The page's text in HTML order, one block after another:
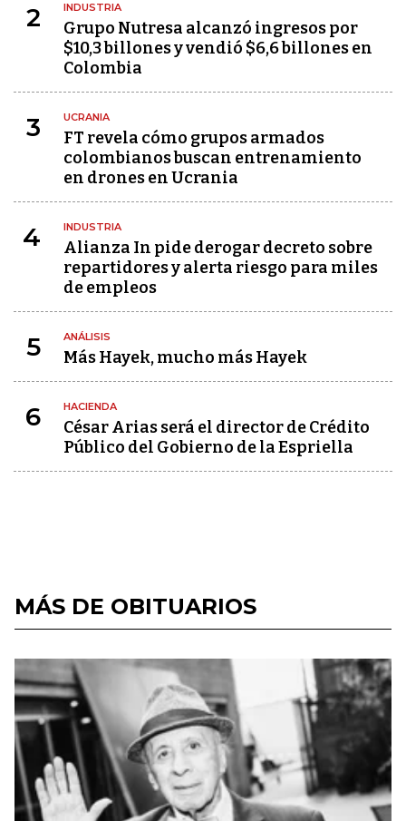
2 INDUSTRIA
Grupo Nutresa alcanzó ingresos por
$10,3 billones y vendió $6,6 billones en
Colombia
3 UCRANIA
FT revela cómo grupos armados
colombianos buscan entrenamiento
en drones en Ucrania
4 INDUSTRIA
Alianza In pide derogar decreto sobre
repartidores y alerta riesgo para miles
de empleos
5 ANÁLISIS
Más Hayek, mucho más Hayek
6 HACIENDA
César Arias será el director de Crédito
Público del Gobierno de la Espriella
MÁS DE OBITUARIOS